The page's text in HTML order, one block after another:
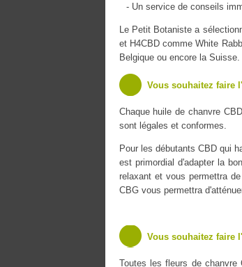
- Un service de conseils
Le Petit Botaniste a
et H4CBD comme White
Belgique ou encore la Suisse.
Vous souhaitez faire
Chaque huile de chanvre
sont légales et conformes.
Pour les débutants CBD qui
est primordial d'adapter la
relaxant et vous permettra
CBG vous permettra
Vous souhaitez faire
Toutes les fleurs de chanvre